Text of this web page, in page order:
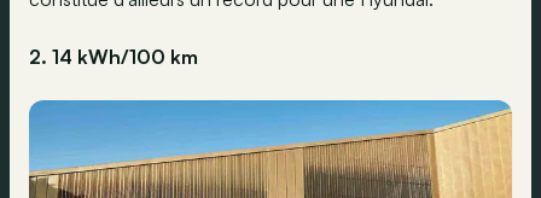
2. 14 kWh/100 km